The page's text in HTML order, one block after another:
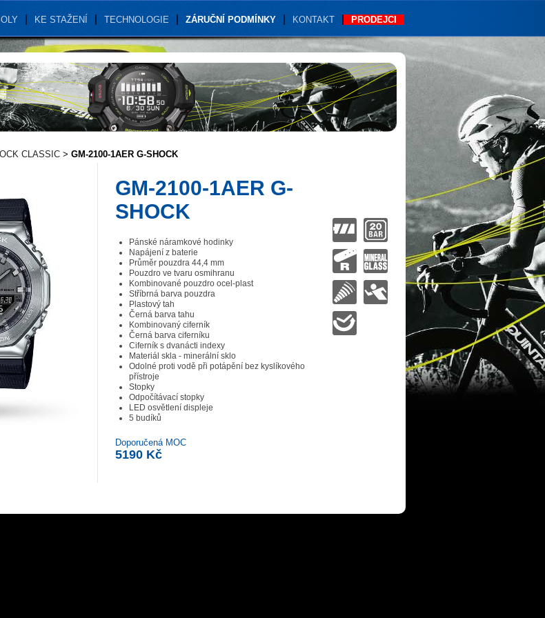
KE STAŽENÍ TECHNOLOGIE ZÁRUČNÍ PODMÍNKY KONTAKT PRODEJCI
CLASSIC > GM-2100-1AER G-SHOCK
GM-2100-1AER G-
SHOCK
Pánské náramkové hodinky
Napájení z baterie
Průměr pouzdra 44,4 mm
Pouzdro ve tvaru osmihranu
Kombinované pouzdro ocel-plast
Stříbrná barva pouzdra
Plastový tah
Černá barva tahu
Kombinovaný ciferník
Černá barva ciferníku
Ciferník s dvanácti indexy
Materiál skla - minerální sklo
Odolné proti vodě při potápění bez kyslíkového
přístroje
Stopky
Odpočítávací stopky
LED osvětlení displeje
5 budíků
Doporučená MOC
5190 Kč